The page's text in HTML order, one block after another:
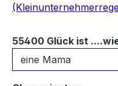
55400 Glück ist